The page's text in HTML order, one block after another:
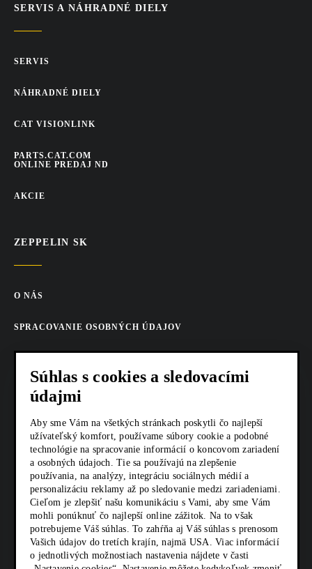
SERVIS A NÁHRADNÉ DIELY
SERVIS
NÁHRADNÉ DIELY
CAT VISIONLINK
PARTS.CAT.COM
ONLINE PREDAJ ND
AKCIE
ZEPPELIN SK
O NÁS
SPRACOVANIE OSOBNÝCH ÚDAJOV
AKTUALITY
KARIÉRA
Z SHOP
KONTAKTY
SOCIÁLNE SIETE
Súhlas s cookies a sledovacími
údajmi
Aby sme Vám na všetkých stránkach poskytli čo najlepší
užívateľský komfort, používame súbory cookie a podobné
technológie na spracovanie informácií o koncovom zariadení
a osobných údajoch. Tie sa používajú na zlepšenie
používania, na analýzy, integráciu sociálnych médií a
personalizáciu reklamy až po sledovanie medzi zariadeniami.
Cieľom je zlepšiť našu komunikáciu s Vami, aby sme Vám
mohli ponúknuť čo najlepší online zážitok. Na to však
potrebujeme Váš súhlas. To zahŕňa aj Váš súhlas s prenosom
Vašich údajov do tretích krajín, najmä USA. Viac informácií
o jednotlivých možnostiach nastavenia nájdete v časti